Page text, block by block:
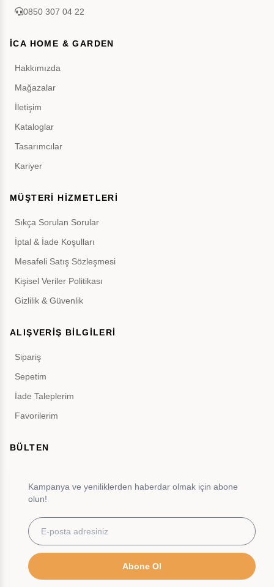
0850 307 04 22
İCA HOME & GARDEN
Hakkımızda
Mağazalar
İletişim
Kataloglar
Tasarımcılar
Kariyer
MÜŞTERİ HİZMETLERİ
Sıkça Sorulan Sorular
İptal & İade Koşulları
Mesafeli Satış Sözleşmesi
Kişisel Veriler Politikası
Gizlilik & Güvenlik
ALIŞVERİŞ BİLGİLERİ
Sipariş
Sepetim
İade Taleplerim
Favorilerim
BÜLTEN
Kampanya ve yeniliklerden haberdar olmak için abone
olun!
Abone Ol